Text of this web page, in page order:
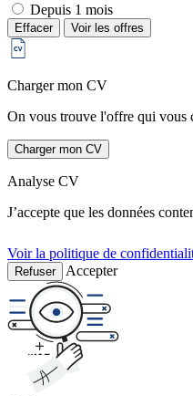
Depuis 1 mois
Effacer Voir les offres
Charger mon CV
On vous trouve l'offre qui vous
Charger mon CV
Analyse CV
J’accepte que les données
Voir la politique de
Refuser Accepter